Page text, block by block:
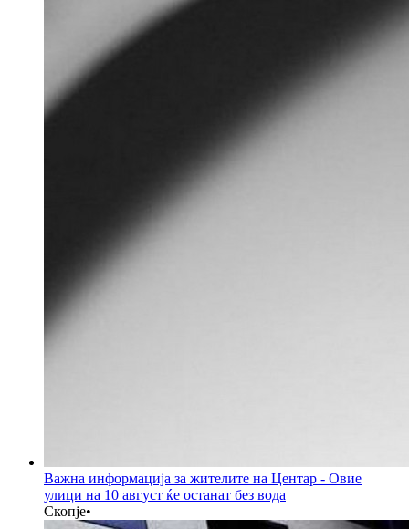
Важна информација за жителите на Центар - Овие
улици на 10 август ќе останат без вода
Скопје•